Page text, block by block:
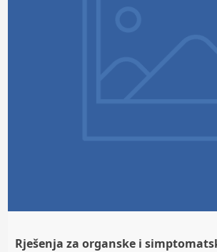
Rješenja za organske i